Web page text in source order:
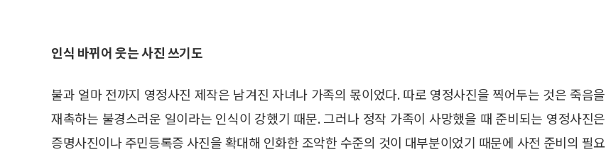
인식 바뀌어 웃는 사진 쓰기도
불과 얼마 전까지 영정사진 제작은 남겨진 자녀나 가족의 몫이었다. 따로 영정사진을 찍어두는 것은 죽음을
재촉하는 불경스러운 일이라는 인식이 강했기 때문. 그러나 정작 가족이 사망했을 때 준비되는 영정사진은
증명사진이나 주민등록증 사진을 확대해 인화한 조악한 수준의 것이 대부분이었기 때문에 사전 준비의 필요